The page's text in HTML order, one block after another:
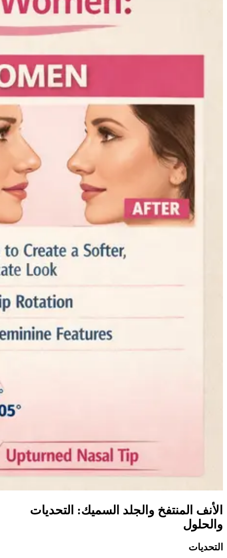
الأنف المنتفخ والجلد السميك: التحديات
والحلول
التحديات